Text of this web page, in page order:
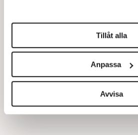
Du kan ändra eller dra tillbaka ditt
helst från cookie-förklaringen.
Vi använder enhetsidentifierare för
för sociala medier och analysera
vidarebefordrar även sådana
information från din enhet till de
annons- och analysföretag som vi
Dessa kan i sin tur kombinera
Tillåt alla
Anpassa
Avvisa